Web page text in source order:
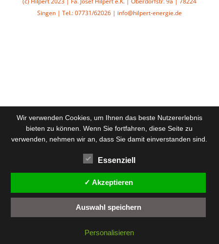
Singen | Tel.: 07731/62026 | info@hilpert-energie.de
Wir verwenden Cookies, um Ihnen das beste Nutzererlebnis
bieten zu können. Wenn Sie fortfahren, diese Seite zu
verwenden, nehmen wir an, dass Sie damit einverstanden sind.
Essenziell
✓ Akzeptieren
Auswahl speichern
Personalisieren